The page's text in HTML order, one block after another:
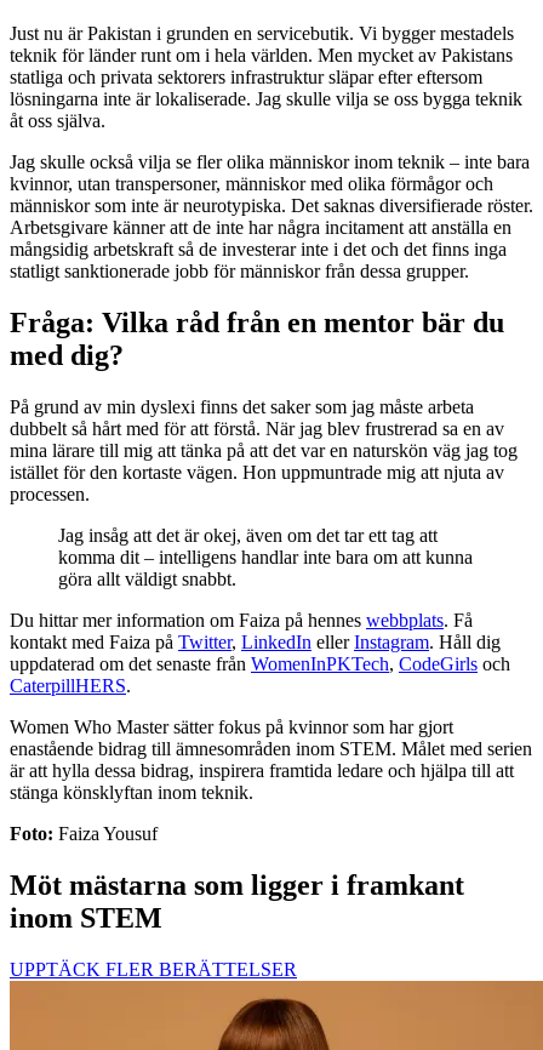
Just nu är Pakistan i grunden en servicebutik. Vi bygger mestadels
teknik för länder runt om i hela världen. Men mycket av Pakistans
statliga och privata sektorers infrastruktur släpar efter eftersom
lösningarna inte är lokaliserade. Jag skulle vilja se oss bygga teknik
åt oss själva.
Jag skulle också vilja se fler olika människor inom teknik – inte bara
kvinnor, utan transpersoner, människor med olika förmågor och
människor som inte är neurotypiska. Det saknas diversifierade röster.
Arbetsgivare känner att de inte har några incitament att anställa en
mångsidig arbetskraft så de investerar inte i det och det finns inga
statligt sanktionerade jobb för människor från dessa grupper.
Fråga: Vilka råd från en mentor bär du
med dig?
På grund av min dyslexi finns det saker som jag måste arbeta
dubbelt så hårt med för att förstå. När jag blev frustrerad sa en av
mina lärare till mig att tänka på att det var en naturskön väg jag tog
istället för den kortaste vägen. Hon uppmuntrade mig att njuta av
processen.
Jag insåg att det är okej, även om det tar ett tag att
komma dit – intelligens handlar inte bara om att kunna
göra allt väldigt snabbt.
Du hittar mer information om Faiza på hennes webbplats. Få
kontakt med Faiza på Twitter, LinkedIn ellerInstagram. Håll dig
uppdaterad om det senaste från WomenInPKTech, CodeGirls och
CaterpillHERS.
Women Who Master sätter fokus på kvinnor som har gjort
enastående bidrag till ämnesområden inom STEM. Målet med serien
är att hylla dessa bidrag, inspirera framtida ledare och hjälpa till att
stänga könsklyftan inom teknik.
Foto: Faiza Yousuf
Möt mästarna som ligger i framkant
inom STEM
UPPTÄCK FLER BERÄTTELSER